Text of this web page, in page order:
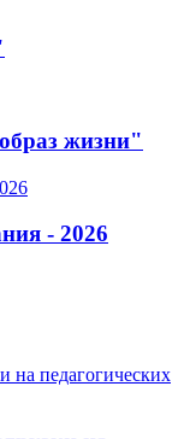
жизни"
- 2026